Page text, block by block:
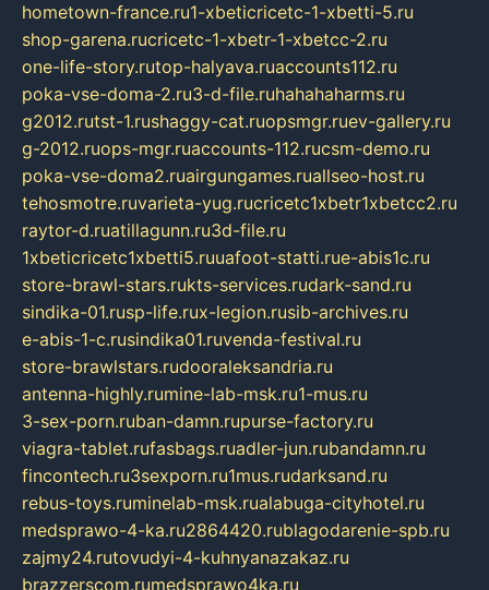
hometown-france.ru1-xbeticricetc-1-xbetti-5.ru
shop-garena.rucricetc-1-xbetr-1-xbetcc-2.ru
one-life-story.rutop-halyava.ruaccounts112.ru
poka-vse-doma-2.ru3-d-file.ruhahahaharms.ru
g2012.rutst-1.rushaggy-cat.ruopsmgr.ruev-gallery.ru
g-2012.ruops-mgr.ruaccounts-112.rucsm-demo.ru
poka-vse-doma2.ruairgungames.ruallseo-host.ru
tehosmotre.ruvarieta-yug.rucricetc1xbetr1xbetcc2.ru
raytor-d.ruatillagunn.ru3d-file.ru
1xbeticricetc1xbetti5.ruuafoot-statti.rue-abis1c.ru
store-brawl-stars.rukts-services.rudark-sand.ru
sindika-01.rusp-life.rux-legion.rusib-archives.ru
e-abis-1-c.rusindika01.ruvenda-festival.ru
store-brawlstars.rudooraleksandria.ru
antenna-highly.rumine-lab-msk.ru1-mus.ru
3-sex-porn.ruban-damn.rupurse-factory.ru
viagra-tablet.rufasbags.ruadler-jun.rubandamn.ru
fincontech.ru3sexporn.ru1mus.rudarksand.ru
rebus-toys.ruminelab-msk.rualabuga-cityhotel.ru
medsprawo-4-ka.ru2864420.rublagodarenie-spb.ru
zajmy24.rutovudyi-4-kuhnyanazakaz.ru
brazzerscom.rumedsprawo4ka.ru